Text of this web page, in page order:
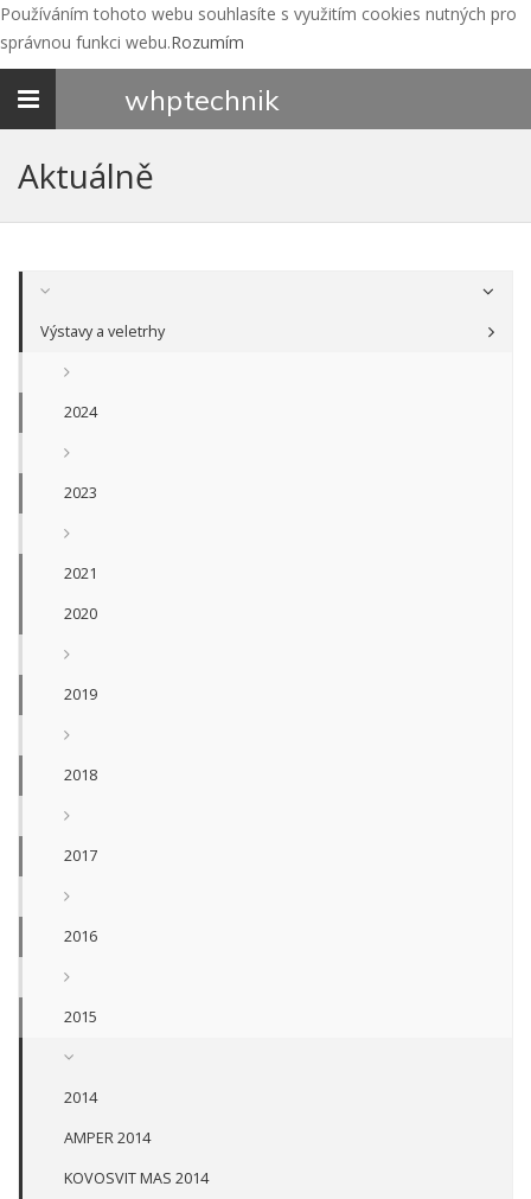
Používáním tohoto webu souhlasíte s využitím cookies nutných pro
správnou funkci webu.Rozumím
Toggle
whptechnik
Aktuálně
Výstavy a veletrhy
2024
2023
2021
2020
2019
2018
2017
2016
2015
2014
AMPER 2014
KOVOSVIT MAS 2014